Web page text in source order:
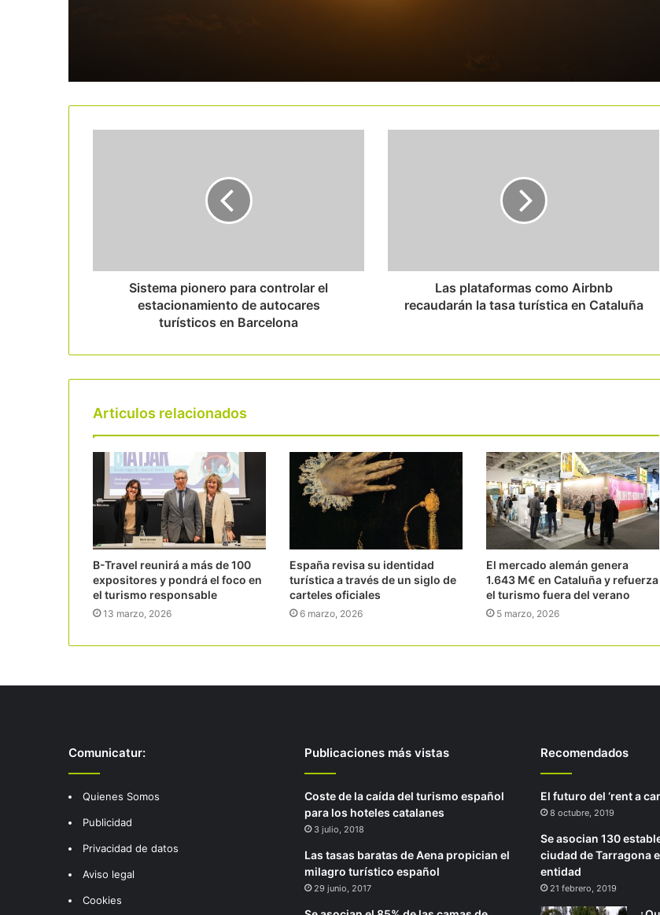
Las grandes ciudades impulsan una
responsable
El camping catalán se cita en La Seu
Sistema pionero para controlar el
estacionamiento de autocares
turísticos en Barcelona
Las plataformas como Airbnb
recaudarán la tasa turística en Cataluña
Articulos relacionados
B-Travel reunirá a más de 100
expositores y pondrá el foco en
el turismo responsable
13 marzo, 2026
España revisa su identidad
turística a través de un siglo de
carteles oficiales
6 marzo, 2026
El mercado alemán genera
1.643 M€ en Cataluña y refuerza
el turismo fuera del verano
5 marzo, 2026
Comunicatur:
Quienes Somos
Publicidad
Privacidad de datos
Aviso legal
Cookies
Publicaciones más vistas
Coste de la caída del turismo español
para los hoteles catalanes
3 julio, 2018
Las tasas baratas de Aena propician el
milagro turístico español
29 junio, 2017
Recomendados
El futuro del ‘rent a
8 octubre, 2019
Se asocian 130
ciudad de Tarragona
entidad
21 febrero, 2019